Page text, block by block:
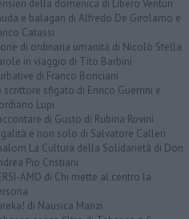
della domenica di Libero Venturi
e balagan di Alfredo De Girolamo e
Catassi
di ordinaria umanità di Nicolò Stella
in viaggio di Tito Barbini
di Franco Bonciani
scrittore sfigato di Enrico Guerrini e
Lupi
di Gusto di Rubina Rovini
e non solo di Salvatore Calleri
La Cultura della Solidarietà di Don
Pio Cristiani
AMO di Chi mette al centro la
di Nausica Manzi